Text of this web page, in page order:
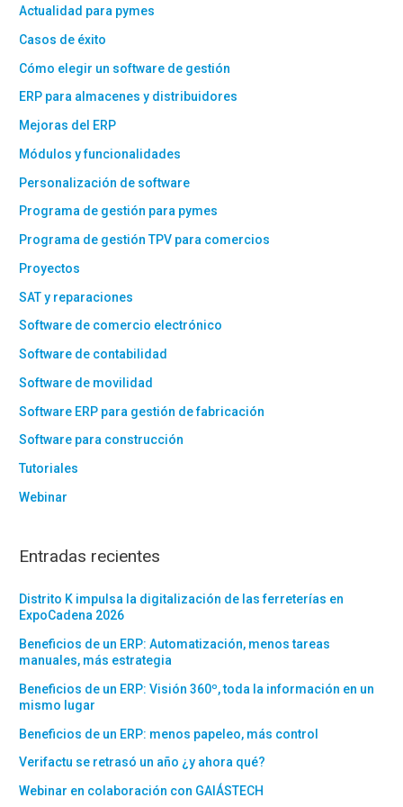
Actualidad para pymes
Casos de éxito
Cómo elegir un software de gestión
ERP para almacenes y distribuidores
Mejoras del ERP
Módulos y funcionalidades
Personalización de software
Programa de gestión para pymes
Programa de gestión TPV para comercios
Proyectos
SAT y reparaciones
Software de comercio electrónico
Software de contabilidad
Software de movilidad
Software ERP para gestión de fabricación
Software para construcción
Tutoriales
Webinar
Entradas recientes
Distrito K impulsa la digitalización de las ferreterías en
ExpoCadena 2026
Beneficios de un ERP: Automatización, menos tareas
manuales, más estrategia
Beneficios de un ERP: Visión 360º, toda la información en un
mismo lugar
Beneficios de un ERP: menos papeleo, más control
Verifactu se retrasó un año ¿y ahora qué?
Webinar en colaboración con GAIÁSTECH